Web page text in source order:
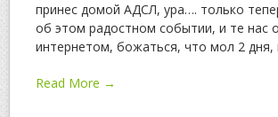
принес домой АДСЛ, ура…. только
об этом радостном событии, и те
интернетом, божаться, что мол 2 дня,
Read More →